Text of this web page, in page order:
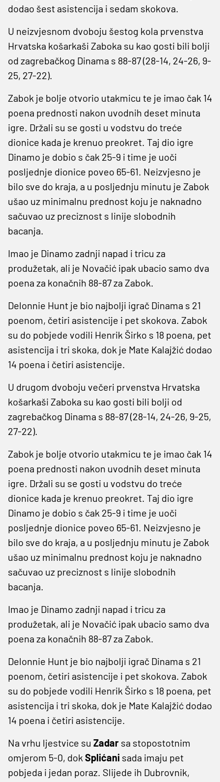
dodao šest asistencija i sedam skokova.
U neizvjesnom dvoboju šestog kola prvenstva
Hrvatska košarkaši Zaboka su kao gosti bili bolji
od zagrebačkog Dinama s 88-87 (28-14, 24-26, 9-
25, 27-22).
Zabok je bolje otvorio utakmicu te je imao čak 14
poena prednosti nakon uvodnih deset minuta
igre. Držali su se gosti u vodstvu do treće
dionice kada je krenuo preokret. Taj dio igre
Dinamo je dobio s čak 25-9 i time je uoči
posljednje dionice poveo 65-61. Neizvjesno je
bilo sve do kraja, a u posljednju minutu je Zabok
ušao uz minimalnu prednost koju je naknadno
sačuvao uz preciznost s linije slobodnih
bacanja.
Imao je Dinamo zadnji napad i tricu za
produžetak, ali je Novačić ipak ubacio samo dva
poena za konačnih 88-87 za Zabok.
Delonnie Hunt je bio najbolji igrač Dinama s 21
poenom, četiri asistencije i pet skokova. Zabok
su do pobjede vodili Henrik Širko s 18 poena, pet
asistencija i tri skoka, dok je Mate Kalajžić dodao
14 poena i četiri asistencije.
U drugom dvoboju večeri prvenstva Hrvatska
košarkaši Zaboka su kao gosti bili bolji od
zagrebačkog Dinama s 88-87 (28-14, 24-26, 9-25,
27-22).
Zabok je bolje otvorio utakmicu te je imao čak 14
poena prednosti nakon uvodnih deset minuta
igre. Držali su se gosti u vodstvu do treće
dionice kada je krenuo preokret. Taj dio igre
Dinamo je dobio s čak 25-9 i time je uoči
posljednje dionice poveo 65-61. Neizvjesno je
bilo sve do kraja, a u posljednju minutu je Zabok
ušao uz minimalnu prednost koju je naknadno
sačuvao uz preciznost s linije slobodnih
bacanja.
Imao je Dinamo zadnji napad i tricu za
produžetak, ali je Novačić ipak ubacio samo dva
poena za konačnih 88-87 za Zabok.
Delonnie Hunt je bio najbolji igrač Dinama s 21
poenom, četiri asistencije i pet skokova. Zabok
su do pobjede vodili Henrik Širko s 18 poena, pet
asistencija i tri skoka, dok je Mate Kalajžić dodao
14 poena i četiri asistencije.
Na vrhu ljestvice su Zadar sa stopostotnim
omjerom 5-0, dok Splićani sada imaju pet
pobjeda i jedan poraz. Slijede ih Dubrovnik,